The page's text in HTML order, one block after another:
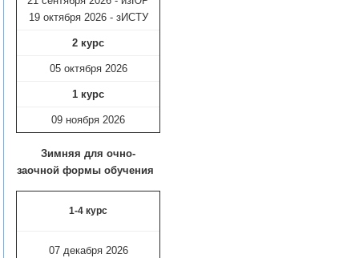
19 октября 2026 - зИСТУ
2 курс
05 октября 2026
1 курс
09 ноября 2026
Зимняя для очно-
заочной формы обучения
1-4 курс
07 декабря 2026